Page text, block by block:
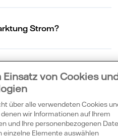
Strom?
Sie
von Cookies
über alle verwendeten Cookies
wir Informationen auf Ihrem
und Ihre personenbezogenen
einzelne Elemente auswählen